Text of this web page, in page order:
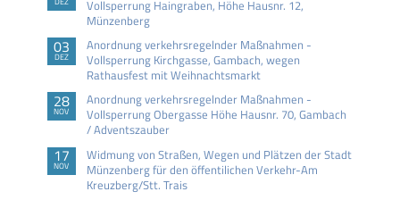
Vollsperrung Haingraben, Höhe Hausnr. 12,
Münzenberg
03
DEZ
Anordnung verkehrsregelnder Maßnahmen -
Vollsperrung Kirchgasse, Gambach, wegen
Rathausfest mit Weihnachtsmarkt
28
NOV
Anordnung verkehrsregelnder Maßnahmen -
Vollsperrung Obergasse Höhe Hausnr. 70, Gambach
/ Adventszauber
17
NOV
Widmung von Straßen, Wegen und Plätzen der Stadt
Münzenberg für den öffentilichen Verkehr-Am
Kreuzberg/Stt. Trais